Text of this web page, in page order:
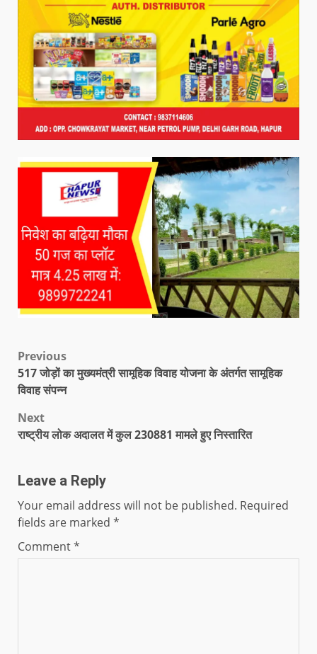
Previous
517 जोड़ों का मुख्यमंत्री सामूहिक विवाह योजना के अंतर्गत सामूहिक
विवाह संपन्न
Next
राष्ट्रीय लोक अदालत में कुल 230881 मामले हुए निस्तारित
Leave a Reply
Your email address will not be published. Required
fields are marked *
Comment*